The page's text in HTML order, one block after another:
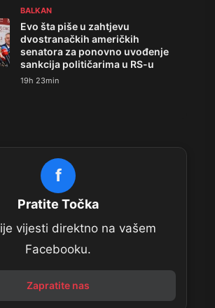
BALKAN
Evo šta piše u zahtjevu
dvostranačkih američkih
senatora za ponovno uvođenje
sankcija političarima u RS-u
19h 23min
f
Pratite Točka
vijesti direktno na vašem
Facebooku.
Zapratite nas